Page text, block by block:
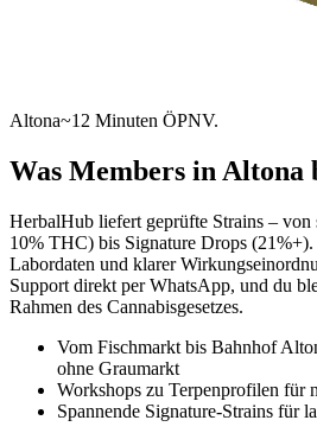
Altona~12 Minuten ÖPNV.
Was Members in Altona
HerbalHub liefert geprüfte Strains –
10% THC) bis Signature Drops
Labordaten und klarer
Support direkt per WhatsApp, und du
Rahmen des Cannabisgesetzes.
Vom Fischmarkt bis Bahnhof
ohne Graumarkt
Workshops zu Terpenprofilen für
Spannende Signature-Strains für